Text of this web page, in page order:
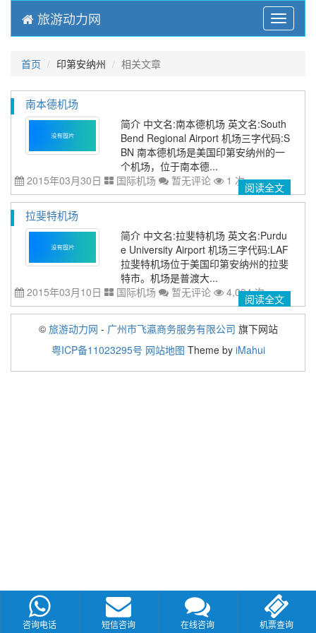
Menu
旅游动力网
首页 印第安纳州 相关文章
南本德机场
简介 中文名:南本德机场 英文名:South
Bend Regional Airport 机场三字代码:S
BN 南本德机场是美国印第安纳州的一
个机场，位于南本德...
2015年03月30日
国际机场 暂无评论 1 次阅读全文
拉斐特机场
简介 中文名:拉斐特机场 英文名:Purdu
e University Airport 机场三字代码:LAF
拉斐特机场位于美国印第安纳州的拉斐
特市。机场是普渡大...
2015年03月10日
国际机场 暂无评论 4,094 次阅读全文
© 旅游动力网 - 广州市飞瀛商务服务有限公司 旗下网站
粤ICP备11023295号 网站地图 Theme by iMahui
咨询电话 短信咨询 在线咨询 机票查询